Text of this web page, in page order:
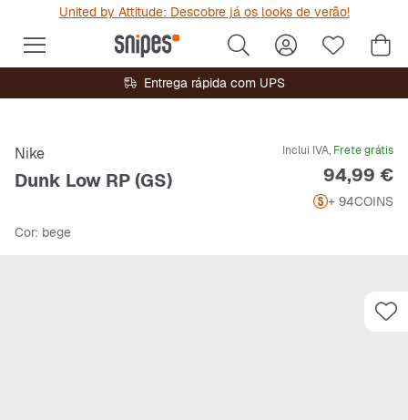
United by Attitude: Descobre já os looks de verão!
Entrega rápida com UPS
Nike
Dunk Low RP (GS)
Inclui IVA, Frete grátis
Preço
94,99 €
+ 94COINS
Cor: bege